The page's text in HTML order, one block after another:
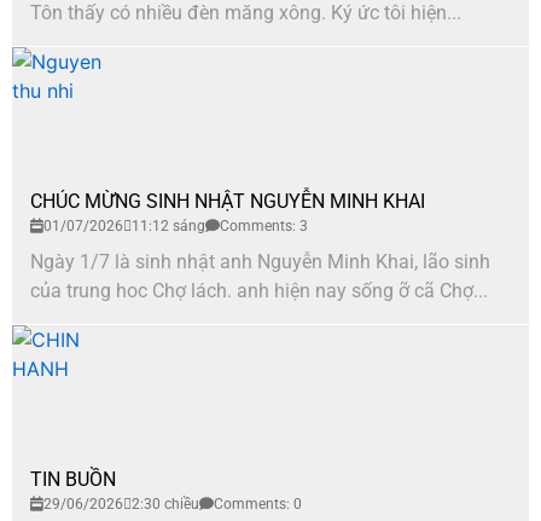
Tôn thấy có nhiều đèn măng xông. Ký ức tôi hiện...
CHÚC MỪNG SINH NHẬT NGUYỄN MINH KHAI
01/07/2026 11:12 sáng Comments: 3
Ngày 1/7 là sinh nhật anh Nguyễn Minh Khai, lão sinh
của trung hoc Chợ lách. anh hiện nay sống ỡ cã Chợ...
TIN BUỒN
29/06/2026 2:30 chiều Comments: 0